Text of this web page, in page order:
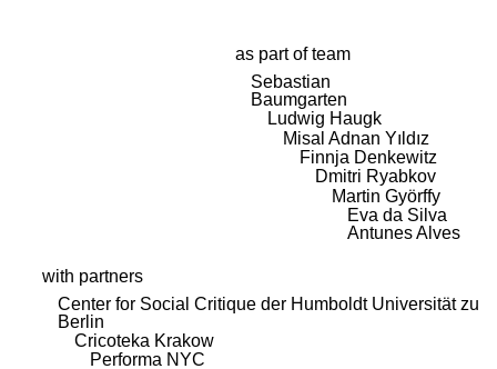
as part of team
Sebastian
Baumgarten
Ludwig Haugk
Misal Adnan Yıldız
Finnja Denkewitz
Dmitri Ryabkov
Martin Györffy
Eva da Silva
Antunes Alves
with partners
Center for Social Critique der Humboldt Universität zu
Berlin
Cricoteka Krakow
Performa NYC